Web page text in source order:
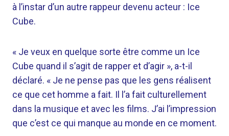
à l’instar d’un autre rappeur devenu acteur : Ice
Cube.
« Je veux en quelque sorte être comme un Ice
Cube quand il s’agit de rapper et d’agir », a-t-il
déclaré. « Je ne pense pas que les gens réalisent
ce que cet homme a fait. Il l’a fait culturellement
dans la musique et avec les films. J’ai l’impression
que c’est ce qui manque au monde en ce moment.